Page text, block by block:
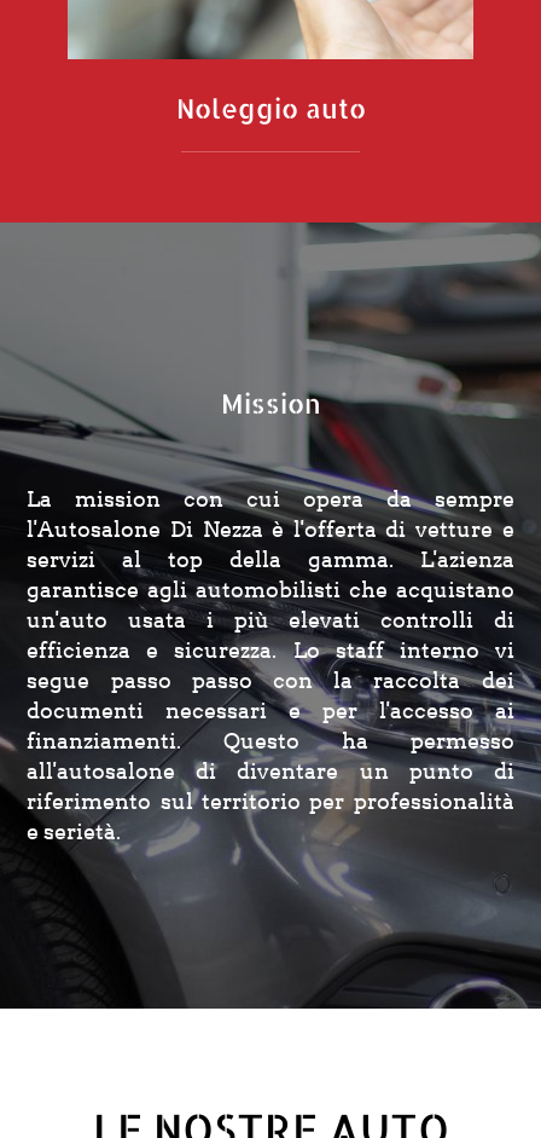
Noleggio auto
Mission
La mission con cui opera da sempre
l'Autosalone Di Nezza è l'offerta di vetture e
servizi al top della gamma. L'azienza
garantisce agli automobilisti che acquistano
un'auto usata i più elevati controlli di
efficienza e sicurezza. Lo staff interno vi
segue passo passo con la raccolta dei
documenti necessari e per l'accesso ai
finanziamenti. Questo ha permesso
all'autosalone di diventare un punto di
riferimento sul territorio per professionalità
e serietà.